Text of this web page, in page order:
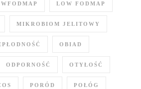
LOW FODMAP
MIKROBIOM JELITOWY
OBIAD
ODPORNOŚĆ OTYŁOŚĆ
PORÓD POŁÓG